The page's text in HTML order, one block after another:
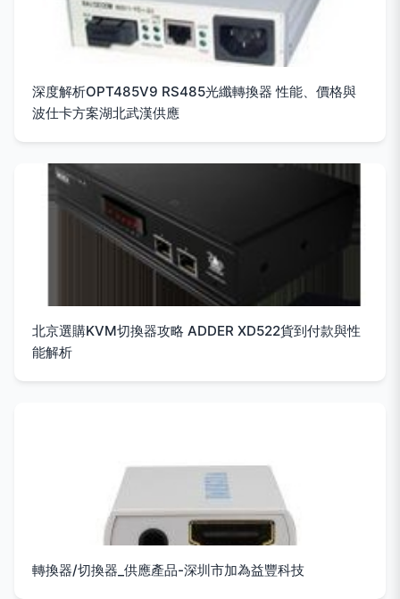
深度解析OPT485V9 RS485光纖轉換器 性能、價格與
波仕卡方案湖北武漢供應
北京選購KVM切換器攻略 ADDER XD522貨到付款與性
能解析
轉換器/切換器_供應產品-深圳市加為益豐科技